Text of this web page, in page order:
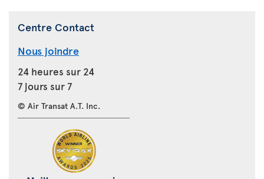
Centre Contact
Nous joindre
24 heures sur 24
7 jours sur 7
© Air Transat A.T. Inc.